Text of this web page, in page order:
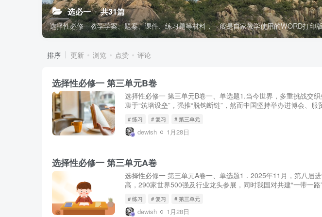
选必一 共31篇
选择性必修一教学学案、题案、课件、练习题等材料，一般是自家教学使用的WORD打印
排序 更新 浏览 点赞 评论
选择性必修一 第三单元B卷
选择性必修一 第三单元B卷一、单选题1.当今世界，多重挑战交
衷于“筑墙设垒”，强推“脱钩断链”，然而中国坚持举办进博会、
# 练习 # 复习 # 第三单元
dewish 1月28日
选择性必修一 第三单元A卷
选择性必修一 第三单元A卷一、单选题1．2025年11月，第八届
高，290家世界500强及行业龙头参展，同时我国对共建“一带一
# 练习 # 复习 # 第三单元
dewish 1月28日